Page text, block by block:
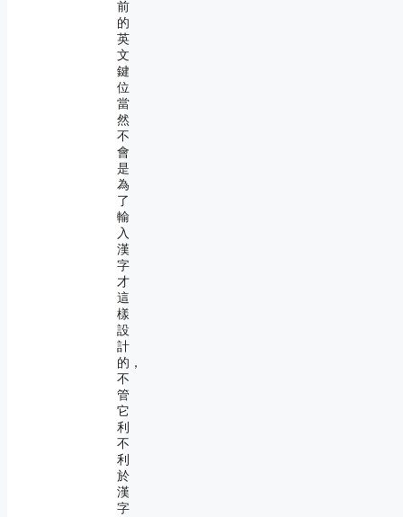
前
的
英
文
鍵
位
當
然
不
會
是
為
了
輸
入
漢
字
才
這
樣
設
計
的，
不
管
它
利
不
利
於
漢
字